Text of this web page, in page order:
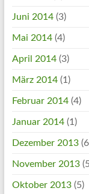
Juni 2014(3)
Mai 2014(4)
April 2014(3)
März 2014(1)
Februar 2014(4)
Januar 2014(1)
Dezember 2013
November 2013
Oktober 2013(5)